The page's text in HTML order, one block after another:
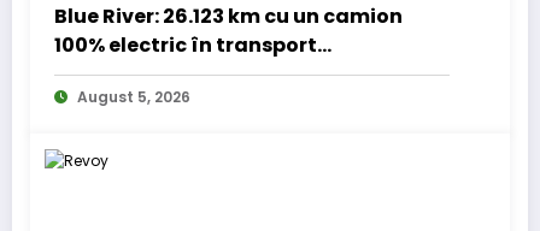
Blue River: 26.123 km cu un camion
100% electric în transport
internațional
August 5, 2026